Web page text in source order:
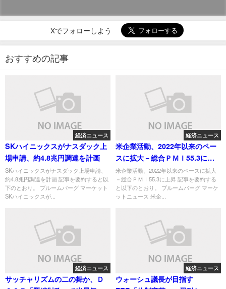
Xでフォローしよう
おすすめの記事
経済ニュース
SKハイニックスがナスダック上
場申請、約4.8兆円調達を計画
SKハイニックスがナスダック上場申請、
約4.8兆円調達を計画 記事を要約すると以
下のとおり。 ブルームバーグ マーケット
SKハイニックスが...
経済ニュース
米企業活動、2022年以来のペー
スに拡大－総合ＰＭＩ55.3に上
昇
米企業活動、2022年以来のペースに拡大
－総合ＰＭＩ55.3に上昇 記事を要約する
と以下のとおり。 ブルームバーグ マーケ
ットニュース 米企...
経済ニュース
サッチャリズムの二の舞か、Ｄ
経済ニュース
ウォーシュ議長が目指す